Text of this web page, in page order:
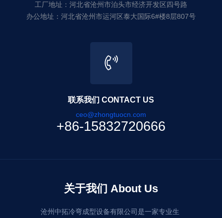
工厂地址：河北省沧州市泊头市经济开发区四号路
办公地址：河北省沧州市运河区泰大国际6#楼8层807号
联系我们 CONTACT US
ceo@zhongtuocn.com
+86-15832720666
关于我们 About Us
沧州中拓冷弯成型设备有限公司是一家专业生